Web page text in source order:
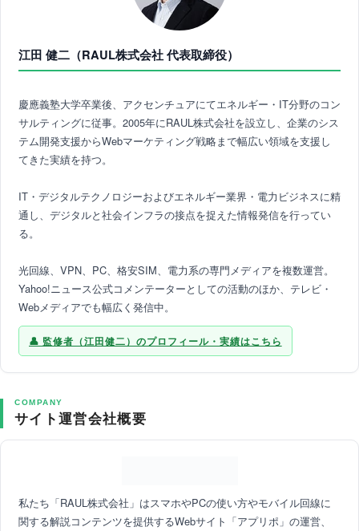
江田 健二（RAUL株式会社 代表取締役）
慶應義塾大学卒業後、アクセンチュアにてエネルギー・IT分野のコン
サルティングに従事。2005年にRAUL株式会社を設立し、企業のシス
テム開発支援からWebマーケティング戦略まで幅広い領域を支援し
てきた実績を持つ。
IT・デジタルテクノロジーおよびエネルギー業界・電力ビジネスに精
通し、デジタルと社会インフラの接点を捉えた情報発信を行ってい
る。
光回線、VPN、PC、格安SIM、電力系の専門メディアを複数運営。
Yahoo!ニュース公式コメンテーターとしての活動のほか、テレビ・
Webメディアでも幅広く発信中。
監修者（江田健二）のプロフィール・実績はこちら
COMPANY
サイト運営会社概要
私たち「RAUL株式会社」はスマホやPCの使い方やモバイル回線に
関する解説コンテンツを提供するWebサイト「アプリポ」の運営、